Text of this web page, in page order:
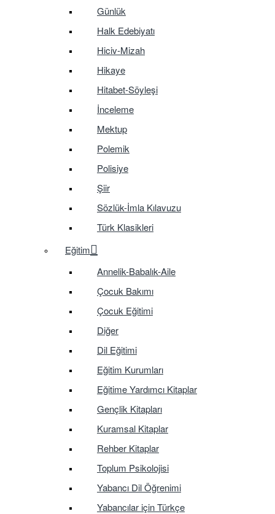
Günlük
Halk Edebiyatı
Hiciv-Mizah
Hikaye
Hitabet-Söyleşi
İnceleme
Mektup
Polemik
Polisiye
Şiir
Sözlük-İmla Kılavuzu
Türk Klasikleri
Eğitim
Annelik-Babalık-Aile
Çocuk Bakımı
Çocuk Eğitimi
Diğer
Dil Eğitimi
Eğitim Kurumları
Eğitime Yardımcı Kitaplar
Gençlik Kitapları
Kuramsal Kitaplar
Rehber Kitaplar
Toplum Psikolojisi
Yabancı Dil Öğrenimi
Yabancılar için Türkçe